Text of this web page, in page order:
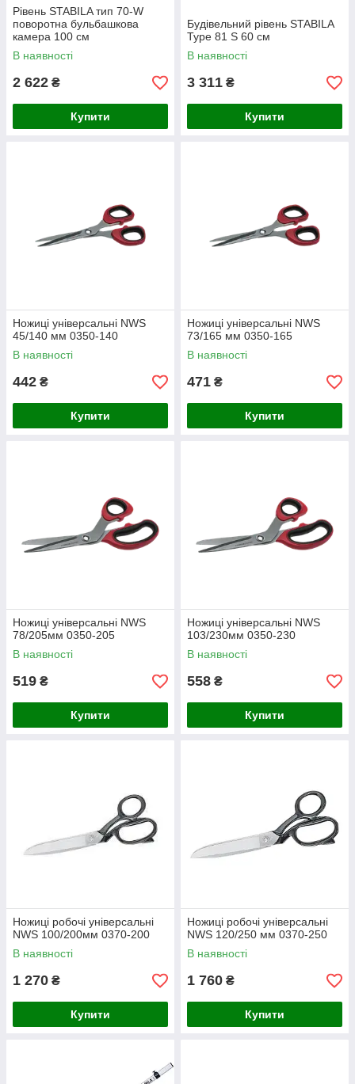
Рівень STABILA тип 70-W
поворотна бульбашкова
камера 100 см
В наявності
2 622 ₴
Купити
Будівельний рівень STABILA
Type 81 S 60 см
В наявності
3 311 ₴
Купити
Ножиці універсальні NWS
45/140 мм 0350-140
В наявності
442 ₴
Купити
Ножиці універсальні NWS
73/165 мм 0350-165
В наявності
471 ₴
Купити
Ножиці універсальні NWS
78/205мм 0350-205
В наявності
519 ₴
Купити
Ножиці універсальні NWS
103/230мм 0350-230
В наявності
558 ₴
Купити
Ножиці робочі універсальні
NWS 100/200мм 0370-200
В наявності
1 270 ₴
Купити
Ножиці робочі універсальні
NWS 120/250 мм 0370-250
В наявності
1 760 ₴
Купити